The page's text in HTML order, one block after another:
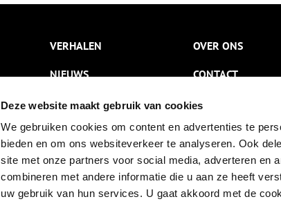
Deze website maakt gebruik van cookies
We gebruiken cookies om content en advertenties te
bieden en om ons websiteverkeer te analyseren. Ook
site met onze partners voor social media, adverteren en
combineren met andere informatie die u aan ze heeft
uw gebruik van hun services. U gaat akkoord met de
VERHALEN
NIEUWS
KALENDER
THEMA’S
ACTIVITEITEN
VIDEO’S
OVER ONS
CONTACT
NIEUWSBRIEF
DISCLAIMER
PRIVACY